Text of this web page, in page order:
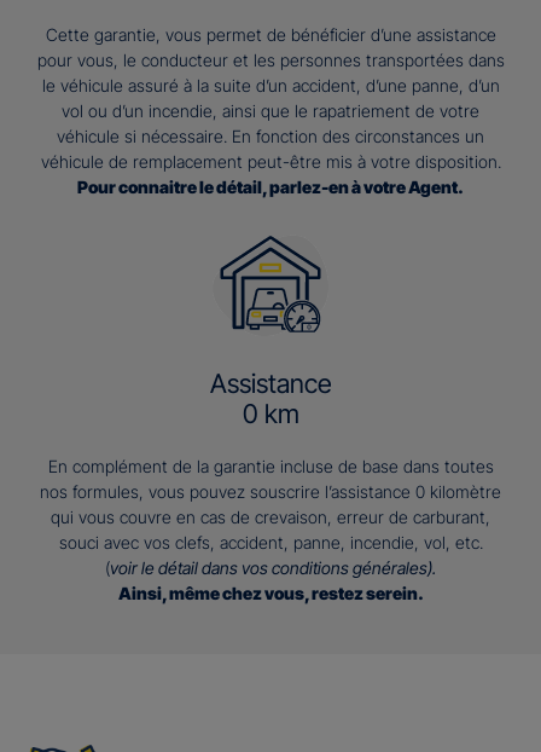
Cette garantie, vous permet de bénéficier d’une assistance
pour vous, le conducteur et les personnes transportées dans
le véhicule assuré à la suite d’un accident, d’une panne, d’un
vol ou d’un incendie, ainsi que le rapatriement de votre
véhicule si nécessaire. En fonction des circonstances un
véhicule de remplacement peut-être mis à votre disposition.
Pour connaitre le détail, parlez-en à votre Agent.
Assistance
0 km
En complément de la garantie incluse de base dans toutes
nos formules, vous pouvez souscrire l’assistance 0 kilomètre
qui vous couvre en cas de crevaison, erreur de carburant,
souci avec vos clefs, accident, panne, incendie, vol, etc.
(voir le détail dans vos conditions générales).
Ainsi, même chez vous, restez serein.